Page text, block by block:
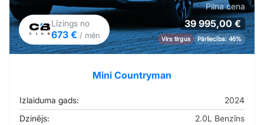
Līzings no
673 € / mēn
Pilna cena
39 995,00 €
Virs tirgus Pārliecība: 46%
Mini Countryman
Izlaiduma gads:
2024
Dzinējs:
2.0L Benzīns